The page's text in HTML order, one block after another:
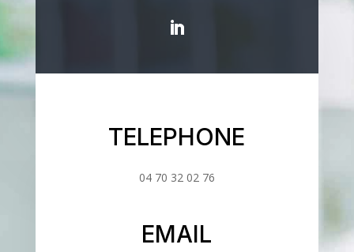
TELEPHONE
04 70 32 02 76
EMAIL